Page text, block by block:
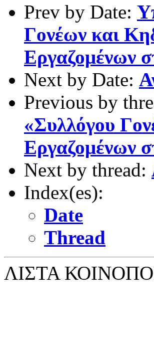
Prev by Date:
Γονέων και
Εργαζομένων
Next by Date:
Previous by
«Συλλόγου
Εργαζομένων
Next by thread:
Index(es):
Date
Thread
ΛΙΣΤΑ